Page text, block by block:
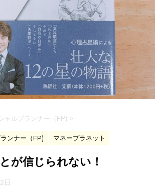
ャルプランナー（FP) >
ンナー（FP) マネープラネット
が信じられない！
日